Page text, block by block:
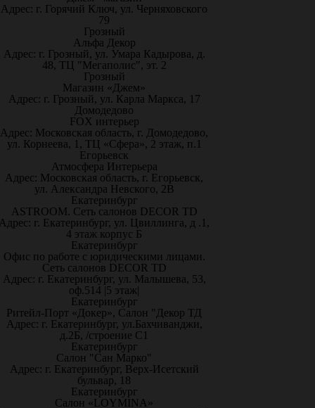
Адрес: г. Горячий Ключ, ул. Черняховского
79
Грозный
Альфа Декор
Адрес: г. Грозный, ул. Умара Кадырова, д.
48, ТЦ "Мегаполис", эт. 2
Грозный
Магазин «Джем»
Адрес: г. Грозный, ул. Карла Маркса, 17
Домодедово
FOX интерьер
Адрес: Московская область, г. Домодедово,
ул. Корнеева, 1, ТЦ «Сфера», 2 этаж, п.1
Егорьевск
Атмосфера Интерьера
Адрес: Московская область, г. Егорьевск,
ул. Александра Невского, 2В
Екатеринбург
ASTROOM. Сеть салонов DECOR TD
г. Екатеринбург, ул. Цвиллинга, д .1,
4 этаж корпус Б
Екатеринбург
Офис по работе с юридическими лицами.
Сеть салонов DECOR TD
Адрес: г. Екатеринбург, ул. Малышева, 53,
оф.514 |5 этаж|
Екатеринбург
Ритейл-Порт «Докер», Салон "Декор ТД
Адрес: г. Екатеринбург, ул.Бахчиванджи,
д.2Б, /строение С1
Екатеринбург
Салон "Сан Марко"
Адрес: г. Екатеринбург, Верх-Исетский
бульвар, 18
Екатеринбург
Салон «LOYMINA»